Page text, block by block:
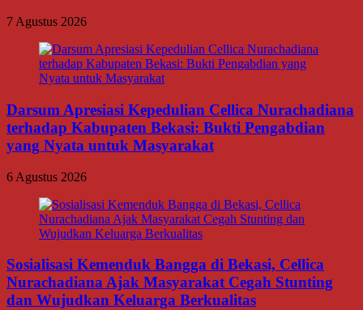
7 Agustus 2026
Darsum Apresiasi Kepedulian Cellica Nurachadiana
terhadap Kabupaten Bekasi: Bukti Pengabdian
yang Nyata untuk Masyarakat
6 Agustus 2026
Sosialisasi Kemenduk Bangga di Bekasi, Cellica
Nurachadiana Ajak Masyarakat Cegah Stunting
dan Wujudkan Keluarga Berkualitas